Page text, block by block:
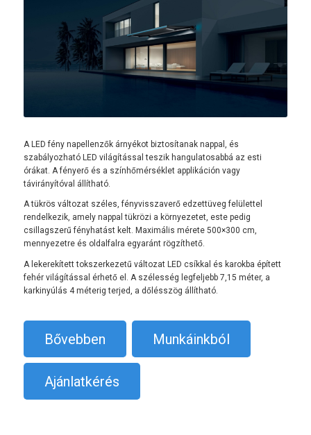
A LED fény napellenzők árnyékot biztosítanak nappal, és
szabályozható LED világítással teszik hangulatosabbá az esti
órákat. A fényerő és a színhőmérséklet applikáción vagy
távirányítóval állítható.
A tükrös változat széles, fényvisszaverő edzettüveg felülettel
rendelkezik, amely nappal tükrözi a környezetet, este pedig
csillagszerű fényhatást kelt. Maximális mérete 500×300 cm,
mennyezetre és oldalfalra egyaránt rögzíthető.
A lekerekített tokszerkezetű változat LED csíkkal és karokba épített
fehér világítással érhető el. A szélesség legfeljebb 7,15 méter, a
karkinyúlás 4 méterig terjed, a dőlésszög állítható.
Bővebben Munkáinkból
Ajánlatkérés